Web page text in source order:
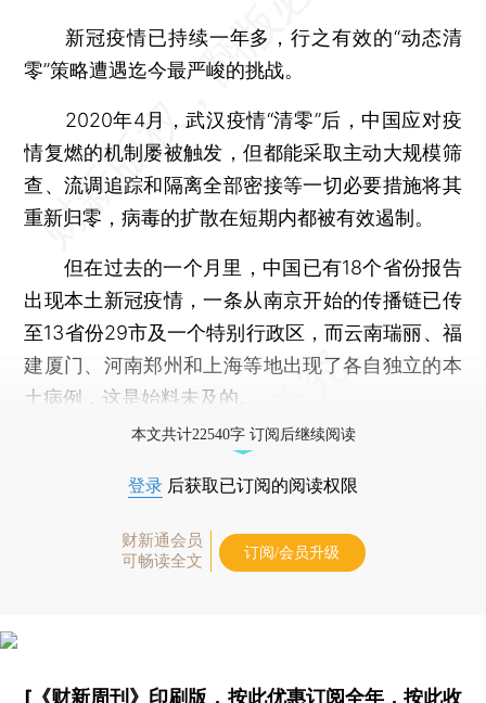
新冠疫情已持续一年多，行之有效的“动态清
零”策略遭遇迄今最严峻的挑战。
2020年4月，武汉疫情“清零”后，中国应对疫
情复燃的机制屡被触发，但都能采取主动大规模筛
查、流调追踪和隔离全部密接等一切必要措施将其
重新归零，病毒的扩散在短期内都被有效遏制。
但在过去的一个月里，中国已有18个省份报告
出现本土新冠疫情，一条从南京开始的传播链已传
至13省份29市及一个特别行政区，而云南瑞丽、福
建厦门、河南郑州和上海等地出现了各自独立的本
土病例，这是始料未及的。
本文共计22540字 订阅后继续阅读
登录 后获取已订阅的阅读权限
财新通会员
可畅读全文
订阅/会员升级
[《财新周刊》印刷版， 按此优惠订阅全年， 按此收